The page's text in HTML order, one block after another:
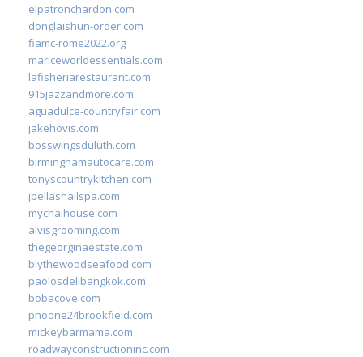
elpatronchardon.com
donglaishun-order.com
fiamc-rome2022.org
mariceworldessentials.com
lafisheriarestaurant.com
915jazzandmore.com
aguadulce-countryfair.com
jakehovis.com
bosswingsduluth.com
birminghamautocare.com
tonyscountrykitchen.com
jbellasnailspa.com
mychaihouse.com
alvisgrooming.com
thegeorginaestate.com
blythewoodseafood.com
paolosdelibangkok.com
bobacove.com
phoone24brookfield.com
mickeybarmama.com
roadwayconstructioninc.com